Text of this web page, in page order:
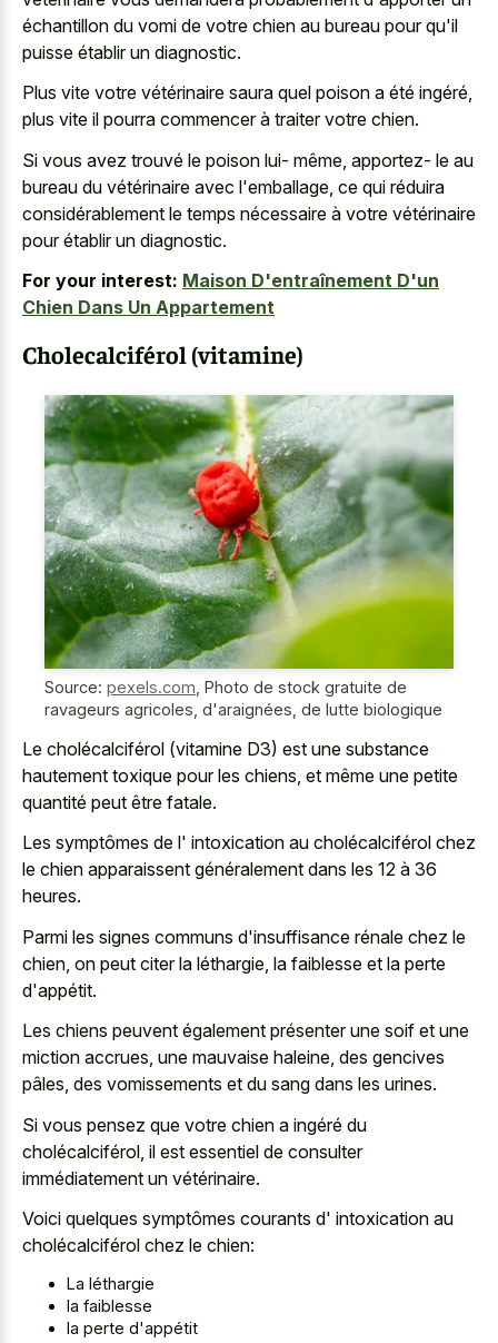
échantillon du vomi de votre chien au bureau pour qu'il
puisse établir un diagnostic.
Plus vite votre vétérinaire saura quel poison a été ingéré,
plus vite il pourra commencer à traiter votre chien.
Si vous avez trouvé le poison lui- même, apportez- le au
bureau du vétérinaire avec l'emballage, ce qui réduira
considérablement le temps nécessaire à votre vétérinaire
pour établir un diagnostic.
For your interest: Maison D'entraînement D'un
Chien Dans Un Appartement
Cholecalciférol (vitamine)
Source: pexels.com Photo de stock gratuite de
ravageurs agricoles, d'araignées, de lutte biologique
Le cholécalciférol (vitamine D3) est une substance
hautement toxique pour les chiens, et même une petite
quantité peut être fatale.
Les symptômes de l' intoxication au cholécalciférol chez
le chien apparaissent généralement dans les 12 à 36
heures.
Parmi les signes communs d'insuffisance rénale chez le
chien, on peut citer la léthargie, la faiblesse et la perte
d'appétit.
Les chiens peuvent également présenter une soif et une
miction accrues, une mauvaise haleine, des gencives
pâles, des vomissements et du sang dans les urines.
Si vous pensez que votre chien a ingéré du
cholécalciférol, il est essentiel de consulter
immédiatement un vétérinaire.
Voici quelques symptômes courants d' intoxication au
cholécalciférol chez le chien:
La léthargie
la faiblesse
la perte d'appétit